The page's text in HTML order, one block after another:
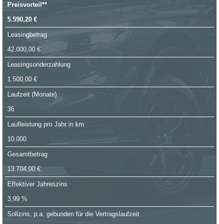
Preisvorteil**
5.590,20 €
Leasingbetrag
42.000,00 €
Leasingsonderzahlung
1.500,00 €
Laufzeit (Monate)
36
Laufleistung pro Jahr in km
10.000
Gesamtbetrag
13.704,00 €
Effektiver Jahreszins
3,99 %
Sollzins, p.a. gebunden für die Vertragslaufzeit